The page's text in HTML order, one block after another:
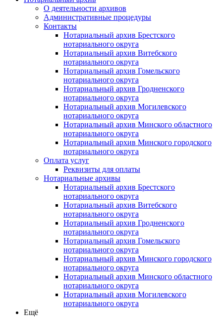
О деятельности архивов
Административные процедуры
Контакты
Нотариальный архив Брестского
нотариального округа
Нотариальный архив Витебского
нотариального округа
Нотариальный архив Гомельского
нотариального округа
Нотариальный архив Гродненского
нотариального округа
Нотариальный архив Могилевского
нотариального округа
Нотариальный архив Минского областного
нотариального округа
Нотариальный архив Минского городского
нотариального округа
Оплата услуг
Реквизиты для оплаты
Нотариальные архивы
Нотариальный архив Брестского
нотариального округа
Нотариальный архив Витебского
нотариального округа
Нотариальный архив Гродненского
нотариального округа
Нотариальный архив Гомельского
нотариального округа
Нотариальный архив Минского городского
нотариального округа
Нотариальный архив Минского областного
нотариального округа
Нотариальный архив Могилевского
нотариального округа
Ещё